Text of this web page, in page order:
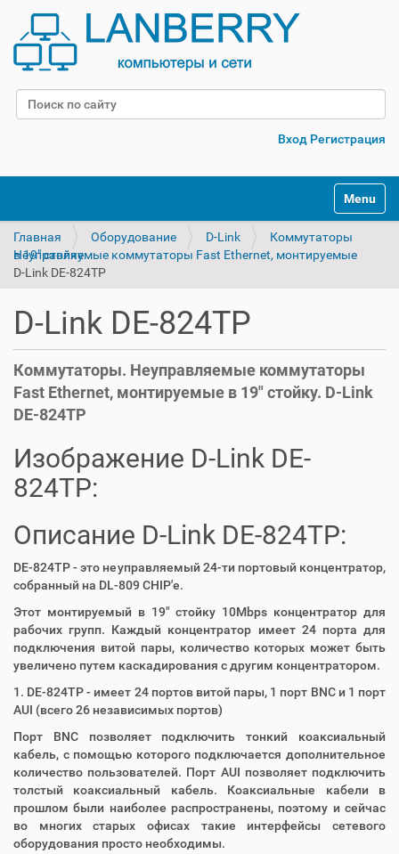
Поиск
Вход Регистрация
Главная Оборудование D-Link
Коммутаторы
Неуправляемые коммутаторы Fast Ethernet, монтируемые в 19" стойку
D-Link DE-824TP
D-Link DE-824TP
Коммутаторы. Неуправляемые коммутаторы
Fast Ethernet, монтируемые в 19" стойку. D-Link
DE-824TP
Изображение D-Link DE-
824TP:
Описание D-Link DE-824TP:
DE-824TP - это неуправляемый 24-ти портовый концентратор,
собранный на DL-809 CHIP'e.
Этот монтируемый в 19" стойку 10Mbps концентратор для
рабочих групп. Каждый концентратор имеет 24 порта для
подключения витой пары, количество которых может быть
увеличено путем каскадирования с другим концентратором.
1. DE-824TP - имеет 24 портов витой пары, 1 порт BNC и 1 порт
AUI (всего 26 независимых портов)
Порт BNC позволяет подключить тонкий коаксиальный
кабель, с помощью которого подключается дополнительное
количество пользователей. Порт AUI позволяет подключить
толстый коаксиальный кабель. Коаксиальные кабели в
прошлом были наиболее распространены, поэтому и сейчас
во многих старых офисах такие интерфейсы сетевого
оборудования просто необходимы.